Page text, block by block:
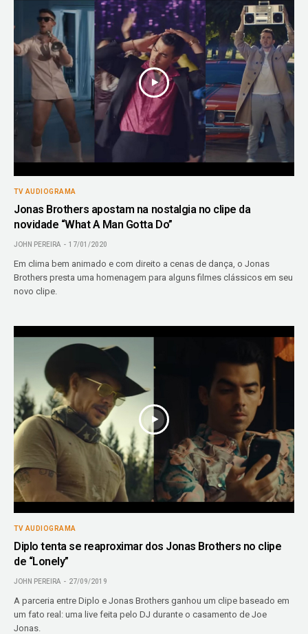
TV AUDIOGRAMA
Jonas Brothers apostam na nostalgia no clipe da
novidade “What A Man Gotta Do”
JOHN PEREIRA 17/01/2020
Em clima bem animado e com direito a cenas de dança, o Jonas
Brothers presta uma homenagem para alguns filmes clássicos em seu
novo clipe.
TV AUDIOGRAMA
Diplo tenta se reaproximar dos Jonas Brothers no clipe
de “Lonely”
JOHN PEREIRA 27/09/2019
A parceria entre Diplo e Jonas Brothers ganhou um clipe baseado em
um fato real: uma live feita pelo DJ durante o casamento de Joe
Jonas.